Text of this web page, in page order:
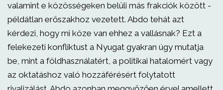
valamint e közösségeken belüli más frakciók között -
példátlan erőszakhoz vezetett. Abdo tehát azt
kérdezi, hogy mi köze van ehhez a vallásnak? Ezt a
felekezeti konfliktust a Nyugat gyakran úgy mutatja
be, mint a földhasználatért, a politikai hatalomért vagy
az oktatáshoz való hozzáférésért folytatott